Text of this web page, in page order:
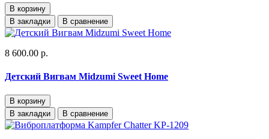
В корзину
В закладки
В сравнение
8 600.00 р.
Детский Вигвам Midzumi Sweet Home
В корзину
В закладки
В сравнение